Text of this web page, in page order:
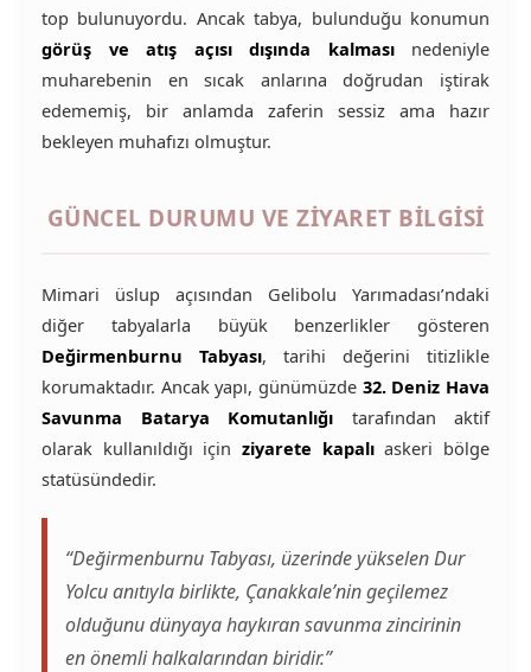
top bulunuyordu. Ancak tabya, bulunduğu konumun
görüş ve atış açısı dışında kalmasınedeniyle
muharebenin en sıcak anlarına doğrudan iştirak
edememiş, bir anlamda zaferin sessiz ama hazır
bekleyen muhafızı olmuştur.
GÜNCEL DURUMU VE ZIYARET BILGISI
Mimari üslup açısından Gelibolu Yarımadası’ndaki
diğer tabyalarla büyük benzerlikler gösteren
Değirmenburnu Tabyası, tarihi değerini titizlikle
korumaktadır. Ancak yapı, günümüzde 32. Deniz Hava
Savunma Batarya Komutanlığı tarafından aktif
olarak kullanıldığı için ziyarete kapalıaskeri bölge
statüsündedir.
“Değirmenburnu Tabyası, üzerinde yükselen Dur
Yolcu anıtıyla birlikte, Çanakkale’nin geçilemez
olduğunu dünyaya haykıran savunma zincirinin
en önemli halkalarından biridir.”